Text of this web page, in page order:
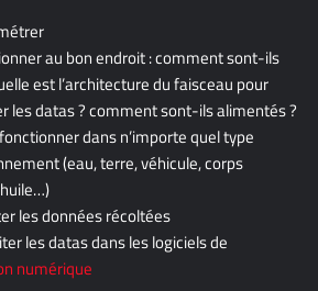
au bon endroit : comment sont-ils
est l’architecture du faisceau pour
les datas ? comment sont-ils alimentés ?
dans n’importe quel type
(eau, terre, véhicule, corps
les données récoltées
les datas dans les logiciels de
numérique